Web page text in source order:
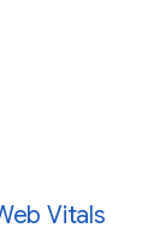
Vitals